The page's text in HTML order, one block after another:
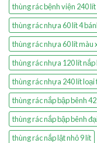
thùng rác bệnh viện 240
thùng rác nhựa 60 lít 4
thùng rác nhựa 60 lít
thùng rác nhựa 120 lít nắp
thùng rác nhựa 240 lít loại
thùng rác nắp bập bênh
thùng rác nắp bập bênh
thùng rác nắp lật nhỏ 9 lít